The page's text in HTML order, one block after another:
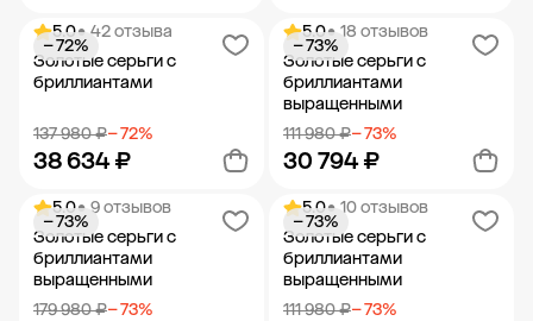
Добавить в корзину Добавить в корзину
5.0• 42 отзыва
Золотые серьги с
бриллиантами
137 980 ₽− 72%
38 634 ₽
− 72%
Добавить в корзину
5.0• 18 отзывов
Золотые серьги с
бриллиантами
выращенными
111 980 ₽− 73%
30 794 ₽
− 73%
Добавить в корзину
5.0• 9 отзывов
Золотые серьги с
бриллиантами
выращенными
179 980 ₽− 73%
− 73%
5.0• 10 отзывов
Золотые серьги с
бриллиантами
выращенными
111 980 ₽− 73%
− 73%